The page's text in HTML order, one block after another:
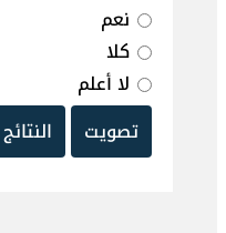
نعم
كلا
لا أعلم
تصويت
النتائج